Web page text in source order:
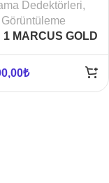
Dedektörleri,
Görüntüleme
1 MARCUS GOLD
CİHAZI
₺